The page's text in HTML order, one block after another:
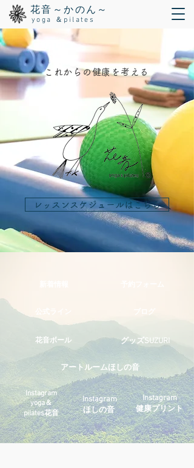
花音～かのん～
yoga ＆pilates
これからの健康を考える
レッスンスケジュールはこちら
花音ボール グッズSUZURI
アートルームほしの音
Instagram
yoga＆
pilates花音
Instagram
ほしの音
Instagram
健康プリント